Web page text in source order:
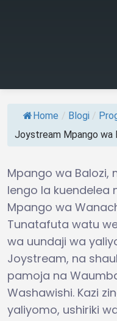
Home / Blogi /
Joystream Mpango wa
Mpango wa Balozi,
lengo la kuendelea
Mpango wa
Tunatafuta watu
wa uundaji wa
Joystream, na
pamoja na
Washawishi. Kazi
yaliyomo, ushiriki